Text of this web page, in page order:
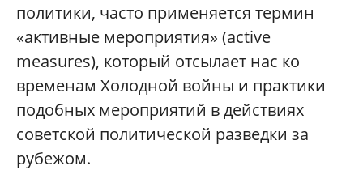
политики, часто применяется термин
«активные мероприятия» (active
measures), который отсылает нас ко
временам Холодной войны и практики
подобных мероприятий в действиях
советской политической разведки за
рубежом.